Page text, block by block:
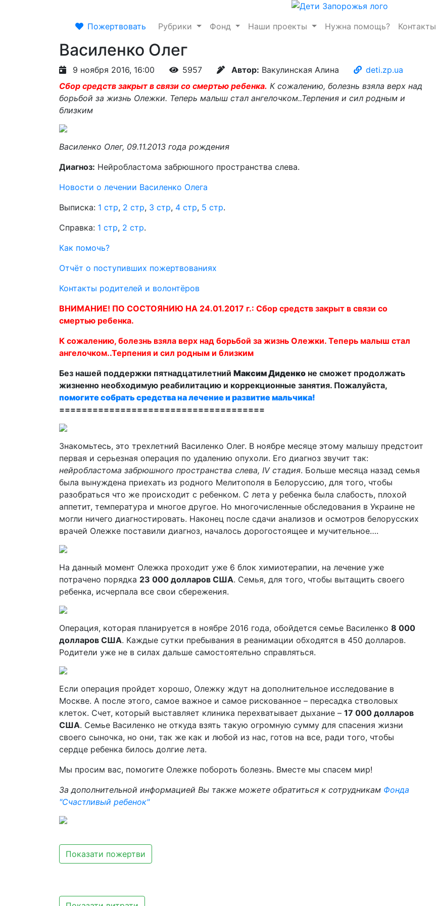
Пожертвовать Рубрики Фонд Наши проекты Нужна помощь? Контакты
Василенко Олег
9 ноября 2016, 16:00 5957 Автор: Вакулинская Алина
deti.zp.ua
Сбор средств закрыт в связи со смертью ребенка. К сожалению, болезнь взяла верх над
борьбой за жизнь Олежки. Теперь малыш стал ангелочком..Терпения и сил родным и
близким
Василенко Олег, 09.11.2013 года рождения
Диагноз: Нейробластома забрюшного пространства слева.
Новости о лечении Василенко Олега
Выписка: 1 стр, 2 стр, 3 стр, 4 стр, 5 стр.
Справка: 1 стр, 2 стр.
Как помочь?
Отчёт о поступивших пожертвованиях
Контакты родителей и волонтёров
ВНИМАНИЕ! ПО СОСТОЯНИЮ НА 24.01.2017 г.: Сбор средств закрыт в связи со
смертью ребенка.
К сожалению, болезнь взяла верх над борьбой за жизнь Олежки. Теперь малыш стал
ангелочком..Терпения и сил родным и близким
Без нашей поддержки пятнадцатилетний Максим Диденко не сможет продолжать
жизненно необходимую реабилитацию и коррекционные занятия. Пожалуйста,
помогите собрать средства на лечение и развитие мальчика!
=====================================
Знакомьтесь, это трехлетний Василенко Олег. В ноябре месяце этому малышу предстоит
первая и серьезная операция по удалению опухоли. Его диагноз звучит так:
нейробластома забрюшного пространства слева, IV стадия. Больше месяца назад семья
была вынуждена приехать из родного Мелитополя в Белоруссию, для того, чтобы
разобраться что же происходит с ребенком. С лета у ребенка была слабость, плохой
аппетит, температура и многое другое. Но многочисленные обследования в Украине не
могли ничего диагностировать. Наконец после сдачи анализов и осмотров белорусских
врачей Олежке поставили диагноз, началось дорогостоящее и мучительное….
На данный момент Олежка проходит уже 6 блок химиотерапии, на лечение уже
потрачено порядка 23 000 долларов США. Семья, для того, чтобы вытащить своего
ребенка, исчерпала все свои сбережения.
Операция, которая планируется в ноябре 2016 года, обойдется семье Василенко 8 000
долларов США. Каждые сутки пребывания в реанимации обходятся в 450 долларов.
Родители уже не в силах дальше самостоятельно справляться.
Если операция пройдет хорошо, Олежку ждут на дополнительное исследование в
Москве. А после этого, самое важное и самое рискованное – пересадка стволовых
клеток. Счет, который выставляет клиника перехватывает дыхание – 17 000 долларов
США. Семье Василенко не откуда взять такую огромную сумму для спасения жизни
своего сыночка, но они, так же как и любой из нас, готов на все, ради того, чтобы
сердце ребенка билось долгие лета.
Мы просим вас, помогите Олежке побороть болезнь. Вместе мы спасем мир!
За дополнительной информацией Вы также можете обратиться к сотрудникам Фонда
"Счастливый ребенок"
Показати пожертви